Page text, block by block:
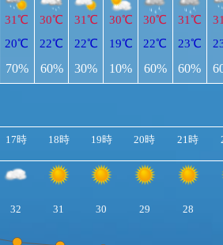
31℃
20℃
70%
30℃
22℃
60%
31℃
22℃
30%
30℃
19℃
10%
30℃
22℃
60%
31℃
23℃
60%
17時 18時 19時 20時 21時
32 31 30 29 28